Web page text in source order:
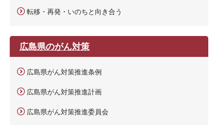
転移・再発・いのちと向き合う
広島県のがん対策
広島県がん対策推進条例
広島県がん対策推進計画
広島県がん対策推進委員会